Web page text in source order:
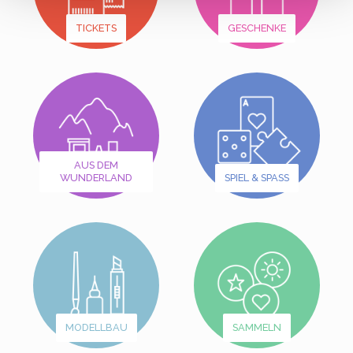
TICKETS GESCHENKE
AUS DEM
WUNDERLAND
SPIEL & SPASS
MODELLBAU SAMMELN